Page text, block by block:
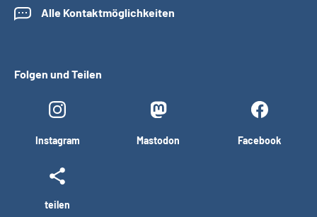
Alle Kontaktmöglichkeiten
Folgen und Teilen
Instagram Mastodon Facebook
teilen